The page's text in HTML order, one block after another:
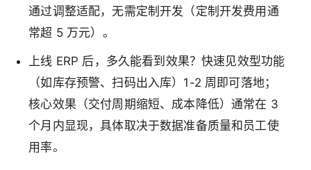
通过调整适配，无需定制开发（定制开发费用通
常超 5 万元）。
上线 ERP 后，多久能看到效果？快速见效型功能
（如库存预警、扫码出入库）1-2 周即可落地；
核心效果（交付周期缩短、成本降低）通常在 3
个月内显现，具体取决于数据准备质量和员工使
用率。